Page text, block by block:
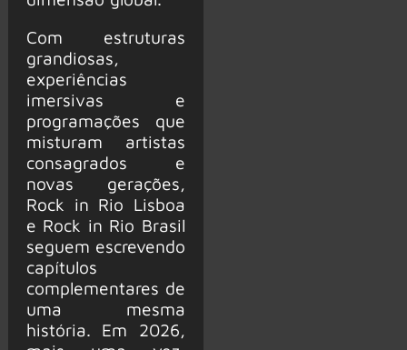
Com estruturas
grandiosas,
experiências
imersivas e
programações que
misturam artistas
consagrados e
novas gerações,
Rock in Rio Lisboa
e Rock in Rio Brasil
seguem escrevendo
capítulos
complementares de
uma mesma
história. Em 2026,